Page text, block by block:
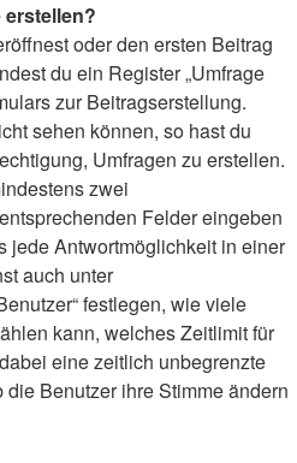
erstellen?
oder den ersten Beitrag
du ein Register „Umfrage
zur Beitragserstellung.
sehen können, so hast du
Umfragen zu erstellen.
zwei
Felder eingeben
jede Antwortmöglichkeit in einer
auch unter
festlegen, wie viele
kann, welches Zeitlimit für
eine zeitlich unbegrenzte
Benutzer ihre Stimme ändern